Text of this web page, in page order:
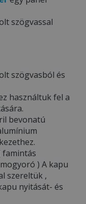
szögvassal
szögvasból és
használtuk fel a
bevonatú
famintás
) A kapu
szereltük ,
nyitását- és